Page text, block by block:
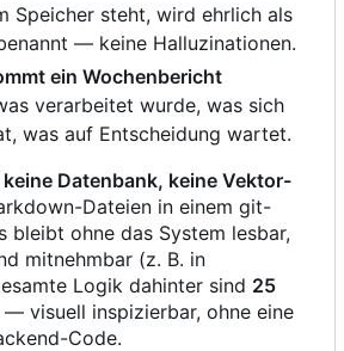
Speicher steht, wird ehrlich als
— keine Halluzinationen.
ein Wochenbericht
verarbeitet wurde, was sich
was auf Entscheidung wartet.
keine Datenbank, keine Vektor-
Dateien in einem git-
bleibt ohne das System lesbar,
mitnehmbar (z. B. in
Logik dahinter sind 25
— visuell inspizierbar, ohne eine
Code.